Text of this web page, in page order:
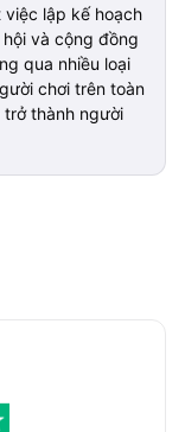
lập kế hoạch
và cộng đồng
qua nhiều loại
chơi trên toàn
trở thành người